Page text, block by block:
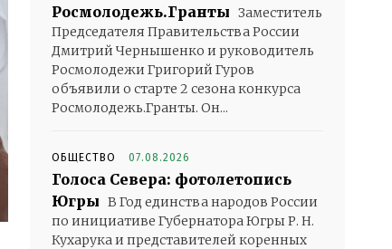
Росмолодежь.Гранты Заместитель
Председателя Правительства России
Дмитрий Чернышенко и руководитель
Росмолодежи Григорий Гуров
объявили о старте 2 сезона конкурса
Росмолодежь.Гранты. Он...
ОБЩЕСТВО 07.08.2026
Голоса Севера: фотолетопись
Югры В Год единства народов России
по инициативе Губернатора Югры Р. Н.
Кухарука и представителей коренных